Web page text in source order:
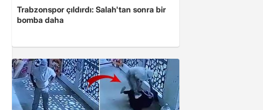
Trabzonspor çıldırdı: Salah'tan sonra bir
bomba daha